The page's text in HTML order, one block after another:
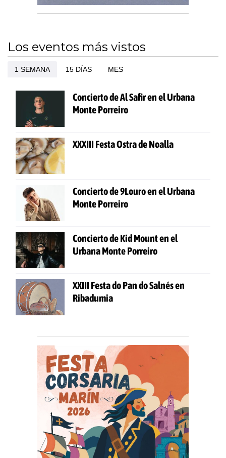
Los eventos más vistos
1 SEMANA 15 DÍAS MES
Concierto de Al Safir en el Urbana
Monte Porreiro
XXXIII Festa Ostra de Noalla
Concierto de 9Louro en el Urbana
Monte Porreiro
Concierto de Kid Mount en el
Urbana Monte Porreiro
XXIII Festa do Pan do Salnés en
Ribadumia